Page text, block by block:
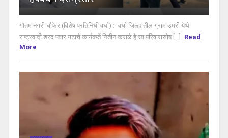
गौतम नगरी चौफेर (विशेष प्रतिनिधी वर्धा) :- वर्धा जिल्ह्यातील ग्राम उमरी येथे
राष्ट्रवादी शरद पवार गटाचे कार्यकर्ते नितीन कराळे हे स्व परिवारासोब [...]
Read
More